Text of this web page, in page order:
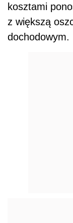
kosztami
z większą
dochodowym.